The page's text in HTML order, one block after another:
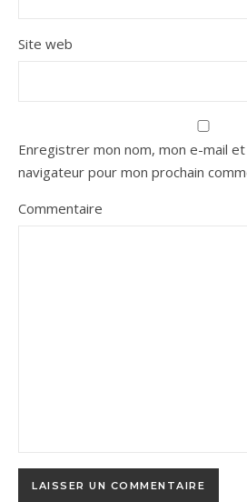
Site web
Enregistrer mon nom, mon e-mail
navigateur pour mon prochain
Commentaire